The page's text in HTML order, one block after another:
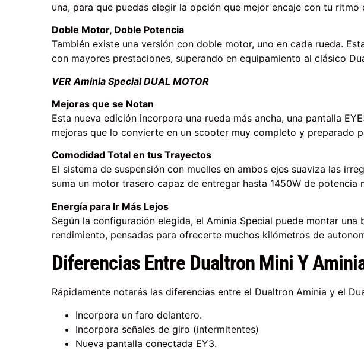
una, para que puedas elegir la opción que mejor encaje con tu ritmo
Doble Motor, Doble Potencia
También existe una versión con doble motor, uno en cada rueda.
con mayores prestaciones, superando en equipamiento al clásico
VER Aminia Special DUAL MOTOR
Mejoras que se Notan
Esta nueva edición incorpora una rueda más ancha, una pantalla
mejoras que lo convierte en un scooter muy completo y preparado
Comodidad Total en tus Trayectos
El sistema de suspensión con muelles en ambos ejes suaviza las
suma un motor trasero capaz de entregar hasta 1450W de potencia
Energía para Ir Más Lejos
Según la configuración elegida, el Aminia Special puede montar
rendimiento, pensadas para ofrecerte muchos kilómetros de
Diferencias Entre Dualtron Mini Y
Rápidamente notarás las diferencias entre el Dualtron Aminia y el
Incorpora un faro delantero.
Incorpora señales de giro (intermitentes)
Nueva pantalla conectada EY3.